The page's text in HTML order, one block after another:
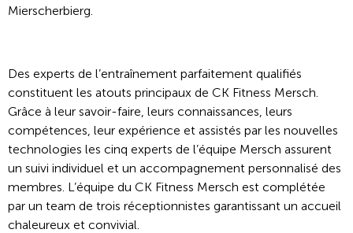
Mierscherbierg.
Des experts de l’entraînement parfaitement qualifiés
constituent les atouts principaux de CK Fitness Mersch.
Grâce à leur savoir-faire, leurs connaissances, leurs
compétences, leur expérience et assistés par les nouvelles
technologies les cinq experts de l’équipe Mersch assurent
un suivi individuel et un accompagnement personnalisé des
membres. L’équipe du CK Fitness Mersch est complétée
par un team de trois réceptionnistes garantissant un accueil
chaleureux et convivial.